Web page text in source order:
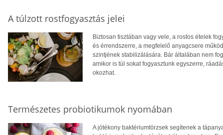
A túlzott rostfogyasztás jelei
Biztosan tisztában vagy vele, a rostos ételek
és érrendszerre, a megfelelő anyagcsere
szintjének stabilizálására. Bár általában nem
amikor is túl sokat fogyasztunk egyszerre,
okozhat.
Természetes probiotikumok nyomában
A jótékony baktériumtörzsek segítenek a